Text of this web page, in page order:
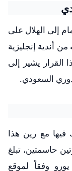
18 عاماً، الانضمام إلى الهلال على
أندية إنجليزية
القرار يشير إلى
السعودي.
19 مباراة شارك فيها مع رين هذا
تمريرتين حاسمتين، تبلغ
حوالي 10 ملايين يورو وفقاً لموقع